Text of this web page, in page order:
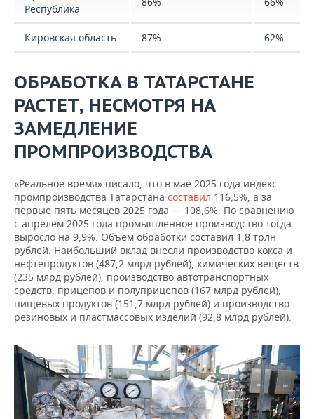
Республика
Кировская область 87% 62%
ОБРАБОТКА В ТАТАРСТАНЕ
РАСТЕТ, НЕСМОТРЯ НА
ЗАМЕДЛЕНИЕ
ПРОМПРОИЗВОДСТВА
«Реальное время» писало, что в мае 2025 года индекс
промпроизводства Татарстана составил 116,5%, а за
первые пять месяцев 2025 года — 108,6%. По сравнению
с апрелем 2025 года промышленное производство тогда
выросло на 9,9%. Объем обработки составил 1,8 трлн
рублей. Наибольший вклад внесли производство кокса и
нефтепродуктов (487,2 млрд рублей), химических веществ
(235 млрд рублей), производство автотранспортных
средств, прицепов и полуприцепов (167 млрд рублей),
пищевых продуктов (151,7 млрд рублей) и производство
резиновых и пластмассовых изделий (92,8 млрд рублей).